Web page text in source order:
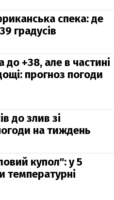
спека: де
градусів
до +38, але в частині
прогноз погоди
до злив зі
на тиждень
купол": у 5
температурні